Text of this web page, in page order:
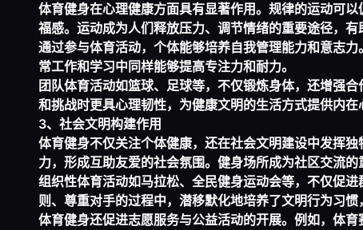
体育健身在心理健康方面具有显著作用。规律的运动可
福感。运动成为人们释放压力、调节情绪的重要途径，有
通过参与体育活动，个体能够培养自我管理能力和意志
常工作和学习中同样能够提高专注力和耐力。
团队体育活动如篮球、足球等，不仅锻炼身体，还增强
和挑战时更具心理韧性，为健康文明的生活方式提供内在
3、社会文明构建作用
体育健身不仅关注个体健康，还在社会文明建设中发挥
力，形成互助友爱的社会氛围。健身场所成为社区交流的
组织性体育活动如马拉松、全民健身运动会等，不仅促
则、尊重对手的过程中，潜移默化地培养了文明行为习惯
体育健身还促进志愿服务与公益活动的开展。例如，体